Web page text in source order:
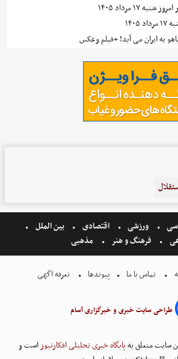
۱۷ مرداد ۱۴۰۵
به ایران می آید! +فیلم وعکس
ورزشی اقتصادی
بین الملل
فرهنگ و هنر مذهبی
تماس با ما پیوندها تعرفه اگهی
طراحی سایت خبری و خبرگزاری آسام
سایت متعلق بهپایگاه خبری تحلیلی افکارنیوزاست و